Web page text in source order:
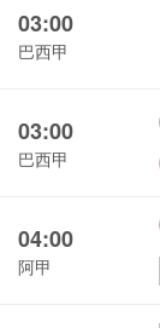
03:00
巴西甲
03:00
巴西甲
04:00
阿甲